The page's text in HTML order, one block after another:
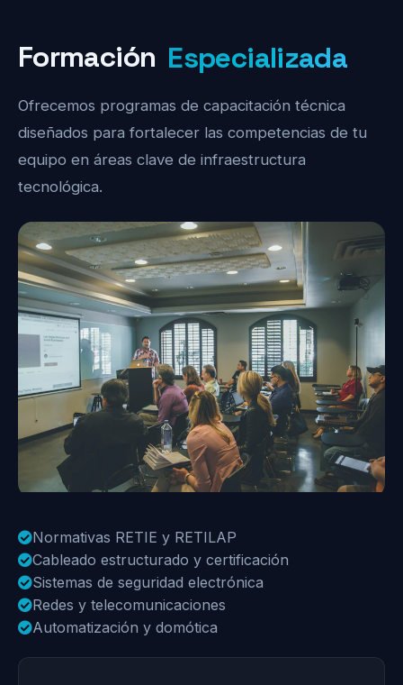
Formación Especializada
Ofrecemos programas de capacitación técnica
diseñados para fortalecer las competencias de tu
equipo en áreas clave de infraestructura
tecnológica.
Normativas RETIE y RETILAP
Cableado estructurado y certificación
Sistemas de seguridad electrónica
Redes y telecomunicaciones
Automatización y domótica